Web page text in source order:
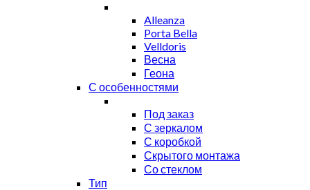
Alleanza
Porta Bella
Velldoris
Весна
Геона
С особенностями
Под заказ
С зеркалом
С коробкой
Скрытого монтажа
Со стеклом
Тип